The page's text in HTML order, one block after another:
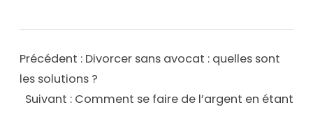
Précédent : Divorcer sans avocat : quelles sont
les solutions ?
Suivant : Comment se faire de l’argent en étant